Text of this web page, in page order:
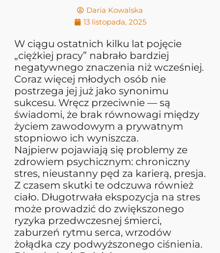
Daria Kowalska
13 listopada, 2025
W ciągu ostatnich kilku lat pojęcie
„ciężkiej pracy” nabrało bardziej
negatywnego znaczenia niż wcześniej.
Coraz więcej młodych osób nie
postrzega jej już jako synonimu
sukcesu. Wręcz przeciwnie — są
świadomi, że brak równowagi między
życiem zawodowym a prywatnym
stopniowo ich wyniszcza.
Najpierw pojawiają się problemy ze
zdrowiem psychicznym: chroniczny
stres, nieustanny pęd za karierą, presja.
Z czasem skutki te odczuwa również
ciało. Długotrwała ekspozycja na stres
może prowadzić do zwiększonego
ryzyka przedwczesnej śmierci,
zaburzeń rytmu serca, wrzodów
żołądka czy podwyższonego ciśnienia.